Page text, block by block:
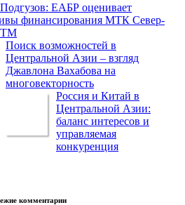
ЕАБР оценивает
финансирования МТК Север-
Поиск возможностей в
Центральной Азии – взгляд
Джавлона Вахабова на
многовекторность
Россия и Китай в
Центральной Азии:
баланс интересов и
управляемая
конкуренция
комментарии